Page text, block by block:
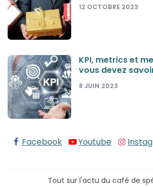
12 OCTOBRE 2023
KPI, metrics et
vous devez
8 JUIN 2023
Facebook Youtube
Tout sur l'actu du café de